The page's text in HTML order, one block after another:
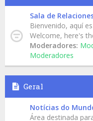
Sala de
Bienvenido, aquí
Welcome, here's
Moderadores:
Moderadores
Geral
Notícias do
Área destinada